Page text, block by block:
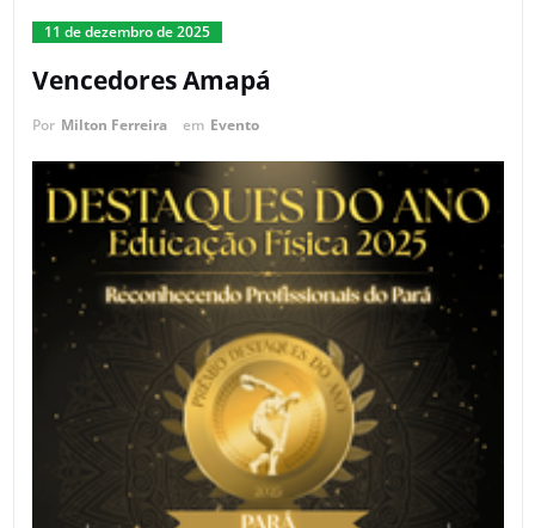
11 de dezembro de 2025
Vencedores Amapá
Por Milton Ferreira em Evento